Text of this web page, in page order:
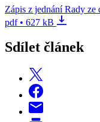
Zápis z jednání Rady ze
pdf • 627 kB
Sdílet článek